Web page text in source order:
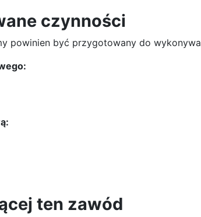
czynności
powinien być przygotowany do
ten zawód